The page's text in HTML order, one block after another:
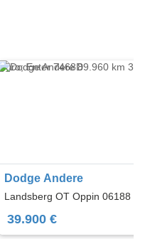
Dodge Andere
Landsberg OT Oppin 06188
39.900 €